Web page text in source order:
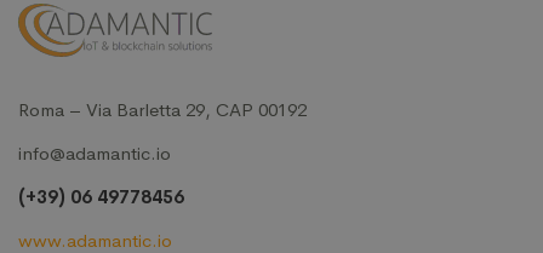
Roma – Via Barletta 29, CAP 00192
info@adamantic.io
(+39) 06 49778456
www.adamantic.io